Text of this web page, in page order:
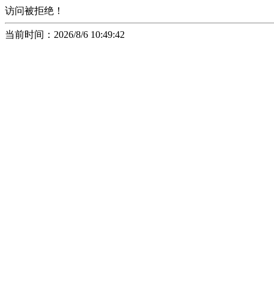
访问被拒绝！
当前时间：2026/8/6 10:49:42